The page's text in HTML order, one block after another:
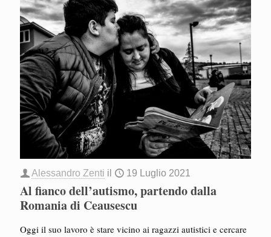
Alessandro Zenti il 19 Luglio 2021
Al fianco dell’autismo, partendo dalla
Romania di Ceausescu
Oggi il suo lavoro è stare vicino ai ragazzi autistici e cercare